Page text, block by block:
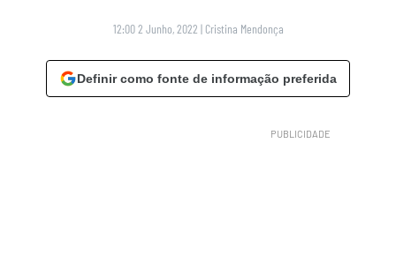
12:00 2 Junho, 2022 | Cristina Mendonça
Definir como fonte de informação preferida